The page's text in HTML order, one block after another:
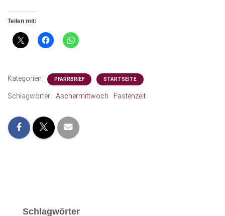
Teilen mit:
Kategorien: PFARRBRIEF STARTSEITE
Schlagwörter: Aschermittwoch Fastenzeit
Schlagwörter